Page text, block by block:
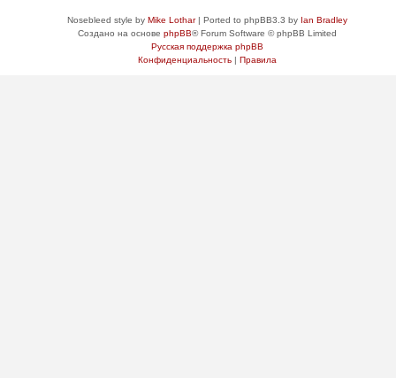
Nosebleed style by Mike Lothar| Ported to phpBB3.3 by Ian Bradley
Создано на основе phpBB® Forum Software © phpBB Limited
Русская поддержка phpBB
Конфиденциальность| Правила